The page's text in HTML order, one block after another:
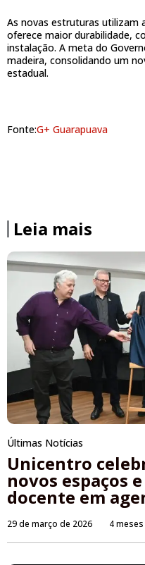
As novas estruturas utilizam
oferece maior durabilidade,
instalação. A meta do
madeira, consolidando um
estadual.
Fonte:G+ Guarapuava
Leia mais
Últimas Notícias
Unicentro
novos espaços
docente em
29 de março de 2026 4